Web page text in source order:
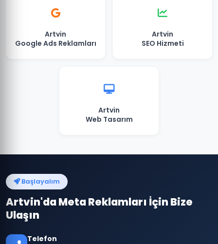
Artvin
Google Ads Reklamları
Artvin
SEO Hizmeti
Artvin
Web Tasarım
Başlayalım
Artvin'da Meta Reklamları İçin Bize
Ulaşın
Telefon